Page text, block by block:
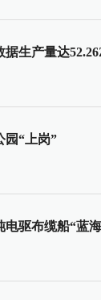
据生产量达
园“上岗”
电驱布缆船“蓝